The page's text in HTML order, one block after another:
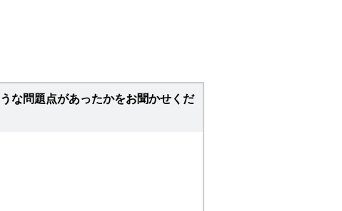
な問題点があったかをお聞かせくだ